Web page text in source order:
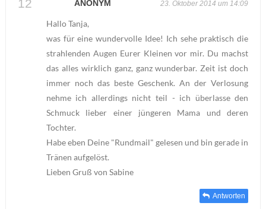
ANONYM 23. Oktober 2014 um 14:09
Hallo Tanja,
was für eine wundervolle Idee! Ich sehe praktisch die
strahlenden Augen Eurer Kleinen vor mir. Du machst
das alles wirklich ganz, ganz wunderbar. Zeit ist doch
immer noch das beste Geschenk. An der Verlosung
nehme ich allerdings nicht teil - ich überlasse den
Schmuck lieber einer jüngeren Mama und deren
Tochter.
Habe eben Deine "Rundmail" gelesen und bin gerade in
Tränen aufgelöst.
Lieben Gruß von Sabine
Antworten